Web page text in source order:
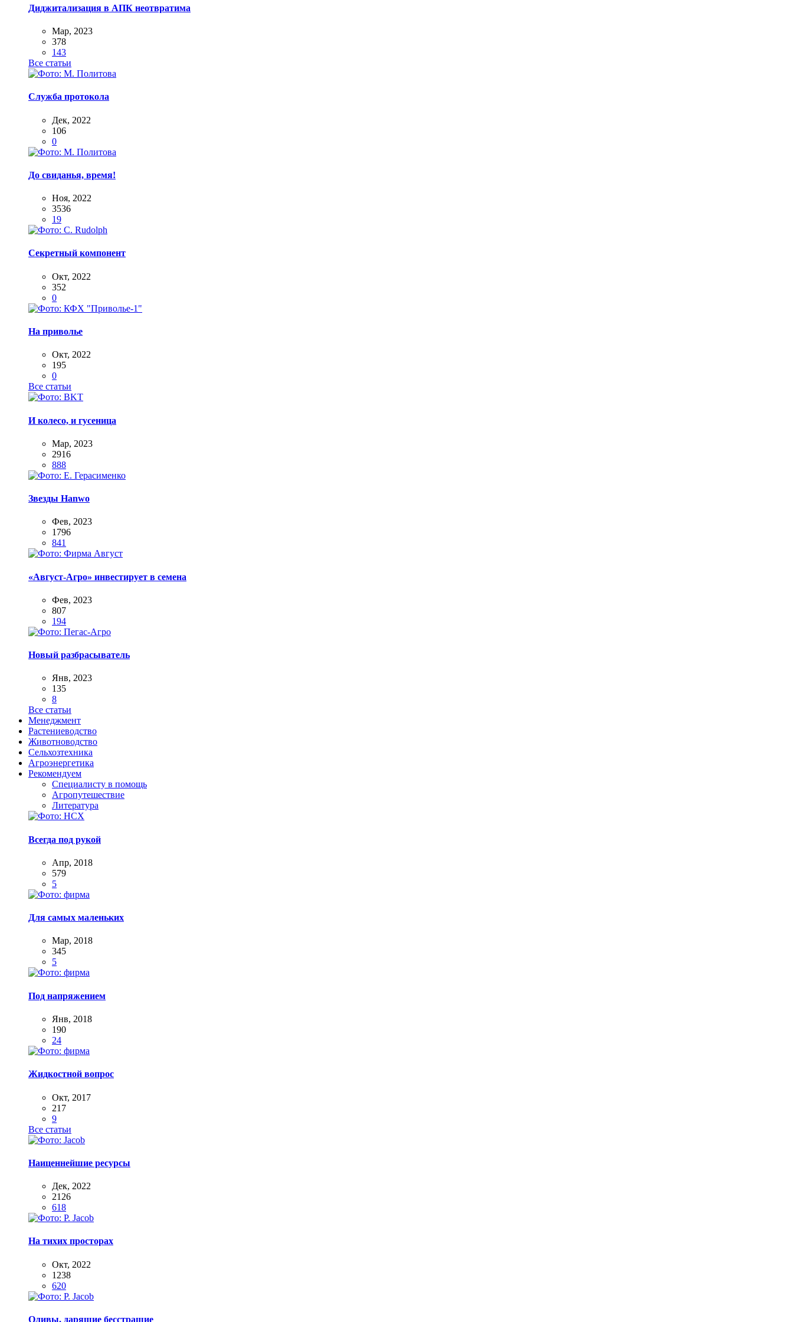
Диджитализация в АПК неотвратима
Мар, 2023
378
143
Все статьи
Служба протокола
Дек, 2022
106
0
До свиданья, время!
Ноя, 2022
3536
19
Секретный компонент
Окт, 2022
352
0
На приволье
Окт, 2022
195
0
Все статьи
И колесо, и гусеница
Мар, 2023
2916
888
Звезды Hanwo
Фев, 2023
1796
841
«Август-Агро» инвестирует в семена
Фев, 2023
807
194
Новый разбрасыватель
Янв, 2023
135
8
Все статьи
Менеджмент
Растениеводство
Животноводство
Сельхозтехника
Агроэнергетика
Рекомендуем
Специалисту в помощь
Агропутешествие
Литература
Всегда под рукой
Апр, 2018
579
5
Для самых маленьких
Мар, 2018
345
5
Под напряжением
Янв, 2018
190
24
Жидкостной вопрос
Окт, 2017
217
9
Все статьи
Наиценнейшие ресурсы
Дек, 2022
2126
618
На тихих просторах
Окт, 2022
1238
620
Оливы, дарящие бесстрашие